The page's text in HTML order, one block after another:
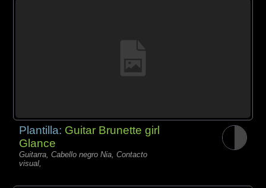
Plantilla: Guitar Brunette girl
Glance
Guitarra, Cabello negro Nia, Contacto
visual,